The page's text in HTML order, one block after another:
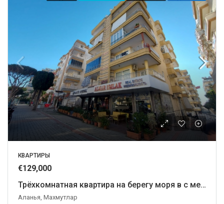
КВАРТИРЫ
€129,000
Трёхкомнатная квартира на берегу моря в с мебелью и техникой.
Аланья, Махмутлар